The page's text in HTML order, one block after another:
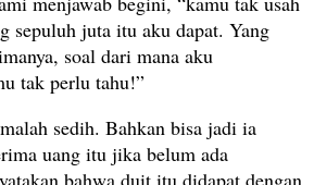
sepuluh juta itu aku dapat. Yang
soal dari mana aku
tak perlu tahu!”
sedih. Bahkan bisa jadi ia
uang itu jika belum ada
bahwa duit itu didapat dengan